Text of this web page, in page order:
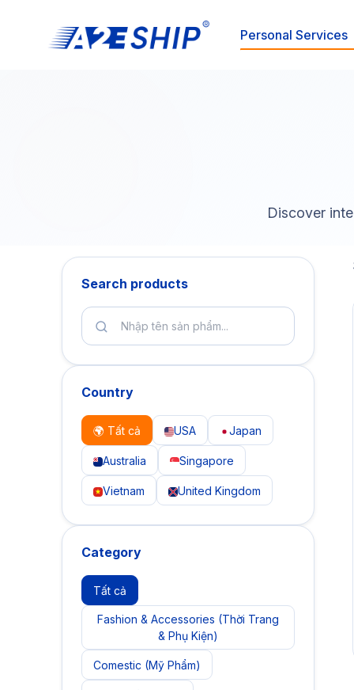
Personal Services
Discover
Search products
Country
🌍 Tất cả USA Japan
Australia Singapore
Vietnam United Kingdom
Category
Tất cả
Fashion & Accessories (Thời Trang
& Phụ Kiện)
Comestic (Mỹ Phẩm)